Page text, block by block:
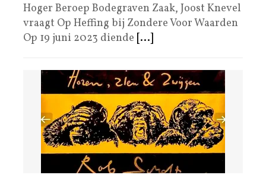
Hoger Beroep Bodegraven Zaak, Joost Knevel
vraagt Op Heffing bij Zondere Voor Waarden
Op 19 juni 2023 diende [...]